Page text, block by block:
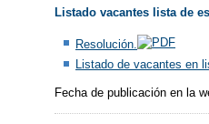
Listado vacantes lista de
Resolución.
Listado de vacantes en
Fecha de publicación en la